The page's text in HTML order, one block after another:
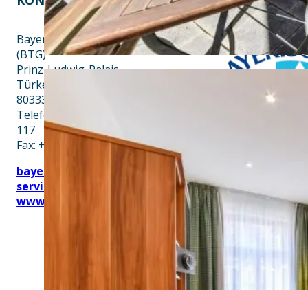
Bayern Tourist Gmbh
(BTG)
Prinz-Ludwig-Palais
Türkenstraße 7
80333 München
Telefon: +49 89 28760-
117
Fax: +49 89 28760-121
bayerischekueche@btg-
service.de
www.btg-service.de